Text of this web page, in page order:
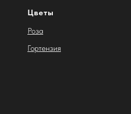
Цветы
Роза
Гортензия